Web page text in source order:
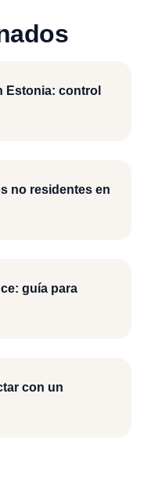
Estonia: control
no residentes en
guía para
con un